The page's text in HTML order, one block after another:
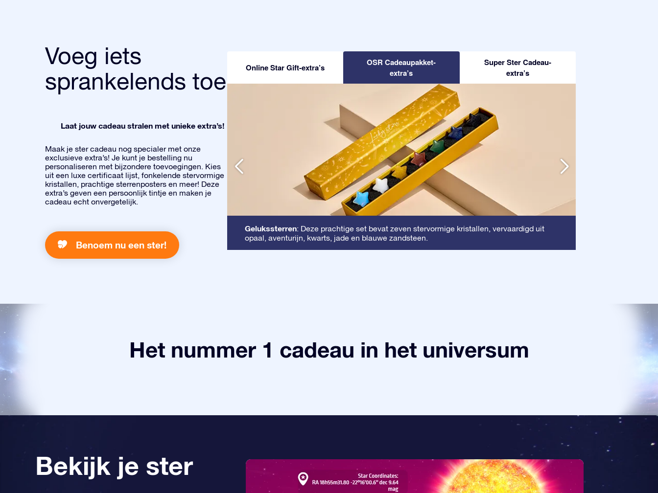
Voeg iets
sprankelends toe
Laat jouw cadeau stralen met unieke extra’s!
Maak je ster cadeau nog specialer met onze
exclusieve extra’s! Je kunt je bestelling nu
personaliseren met bijzondere toevoegingen. Kies
uit een luxe certificaat lijst, fonkelende stervormige
kristallen, prachtige sterrenposters en meer! Deze
extra’s geven een persoonlijk tintje en maken je
cadeau echt onvergetelijk.
Benoem nu een ster!
Online Star Gift-extra’s
OSR Cadeaupakket-
extra’s
Super Ster Cadeau-
extra’s
Gelukssterren: Deze prachtige set bevat zeven stervormige kristallen, vervaardigd uit
opaal, aventurijn, kwarts, jade en blauwe zandsteen.
Het nummer 1 cadeau in het universum
Bekijk je ster